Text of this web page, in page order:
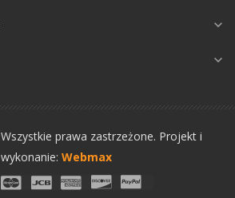
expand_more
expand_more
Wszystkie prawa zastrzeżone. Projekt i
wykonanie: Webmax